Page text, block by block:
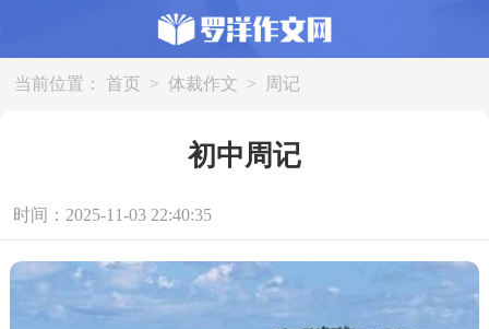
当前位置： 首页 > 体裁作文 > 周记
初中周记
时间：2025-11-03 22:40:35